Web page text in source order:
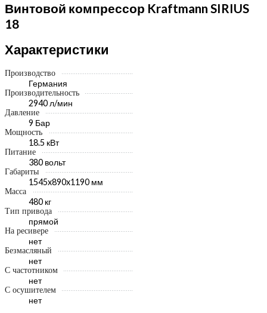
Винтовой компрессор Kraftmann SIRIUS
18
Характеристики
Производство
Германия
Производительность
2940 л/мин
Давление
9 Бар
Мощность
18.5 кВт
Питание
380 вольт
Габариты
1545x890x1190 мм
Масса
480 кг
Тип привода
прямой
На ресивере
нет
Безмасляный
нет
С частотником
нет
С осушителем
нет